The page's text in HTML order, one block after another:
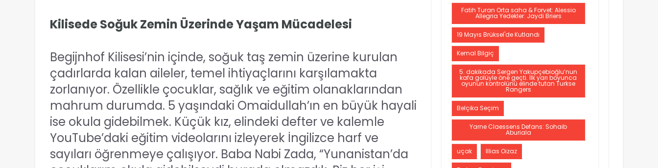
Kilisede Soğuk Zemin Üzerinde Yaşam Mücadelesi
Begijnhof Kilisesi’nin içinde, soğuk taş zemin üzerine kurulan
çadırlarda kalan aileler, temel ihtiyaçlarını karşılamakta
zorlanıyor. Özellikle çocuklar, sağlık ve eğitim olanaklarından
mahrum durumda. 5 yaşındaki Omaidullah’ın en büyük hayali
ise okula gidebilmek. Küçük kız, elindeki defter ve kalemle
YouTube’daki eğitim videolarını izleyerek İngilizce harf ve
sayıları öğrenmeye çalışıyor. Baba Nabi Zada, “Yunanistan’da
Fatih Turan Orta saha & Forvet: Alessio
Allegria Yedekler: Jaydi Briers
19 Mayıs Brüksel'de Kutlandı
Kemal Bilgiç
5. dakikada Sergen Yakupçebioğlu’nun
kafa golüyle öne geçti. İlk yarı boyunca
oyunun kontrolünü elinde tutan Turkse
Rangers
Belçika Seçim
Yarne Claessens Defans: Sohaib
Aburiala
uçak Illias Oizaz